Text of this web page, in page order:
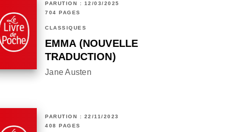
PARUTION : 12/03/2025
704 PAGES
CLASSIQUES
EMMA (NOUVELLE
TRADUCTION)
Jane Austen
PARUTION : 22/11/2023
408 PAGES